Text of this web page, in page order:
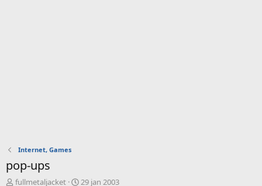
Internet, Games
pop-ups
O
fullmetaljacket
S
29 jan 2003